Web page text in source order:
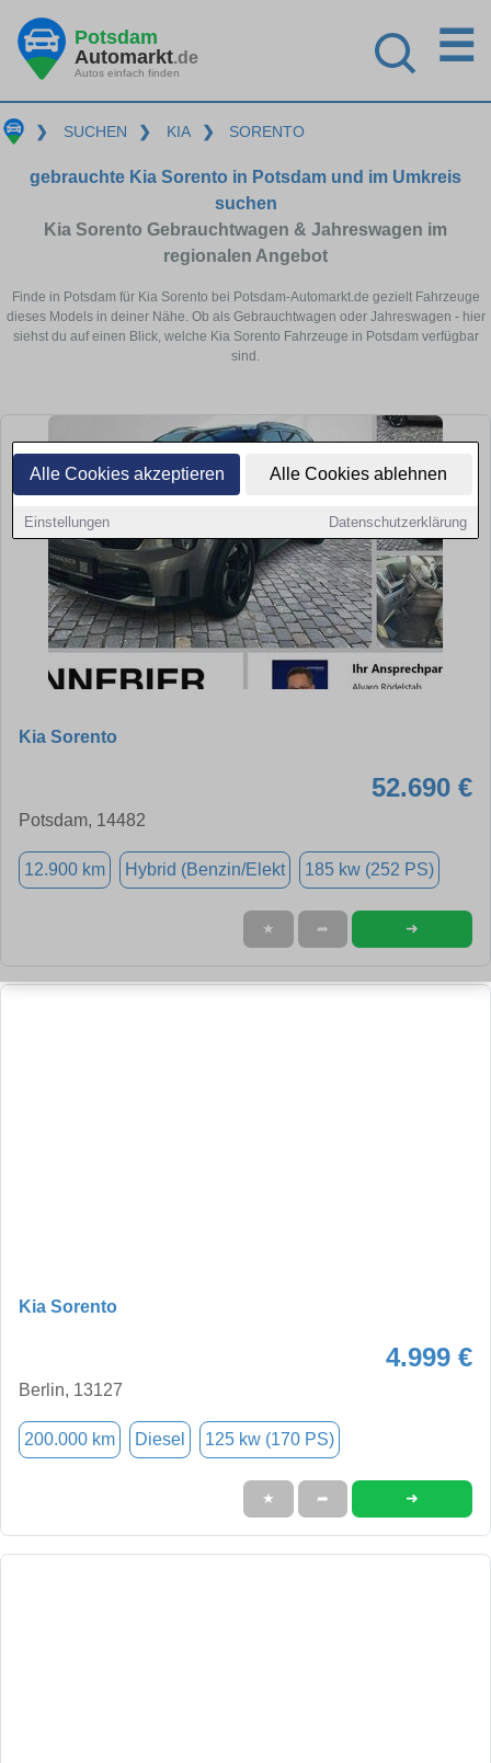
Alle Cookies akzeptieren Alle Cookies ablehnen
Einstellungen Datenschutzerklärung
Potsdam
Automarkt.de
Autos einfach finden
☰
❯ SUCHEN ❯ KIA ❯ SORENTO
gebrauchte Kia Sorento in Potsdam und im Umkreis
suchen
Kia Sorento Gebrauchtwagen & Jahreswagen im
regionalen Angebot
Finde in Potsdam für Kia Sorento bei Potsdam-Automarkt.de gezielt Fahrzeuge
dieses Models in deiner Nähe. Ob als Gebrauchtwagen oder Jahreswagen - hier
siehst du auf einen Blick, welche Kia Sorento Fahrzeuge in Potsdam verfügbar
sind.
Kia Sorento
52.690 €
Potsdam, 14482
12.900 km Hybrid (Benzin/Elekt 185 kw (252 PS)
★ ➦ ➜
Kia Sorento
4.999 €
Berlin, 13127
200.000 km Diesel 125 kw (170 PS)
★ ➦ ➜